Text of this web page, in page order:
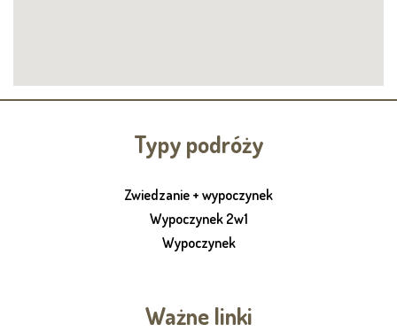
Typy podróży
Zwiedzanie + wypoczynek
Wypoczynek 2w1
Wypoczynek
Ważne linki